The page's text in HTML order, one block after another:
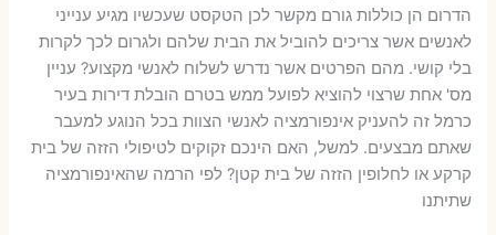
הדרום הן כוללות גורם מקשר לכן הטקסט שעכשיו מגיע ענייני
לאנשים אשר צריכים להוביל את הבית שלהם ולגרום לכך לקרות
בלי קושי. מהם הפרטים אשר נדרש לשלוח לאנשי מקצוע? עניין
מס' אחת שרצוי להוציא לפועל ממש בטרם הובלת דירות בעיר
כרמל זה להעניק אינפורמציה לאנשי הצוות בכל הנוגע למעבר
שאתם מבצעים. למשל, האם הינכם זקוקים לטיפולי הזזה של בית
קרקע או לחלופין הזזה של בית קטן? לפי הרמה שהאינפורמציה
שתיתנו